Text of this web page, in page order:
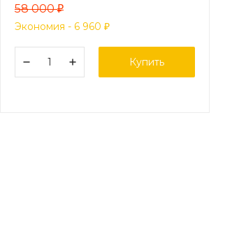
58 000₽
Экономия - 6 960 ₽
Купить